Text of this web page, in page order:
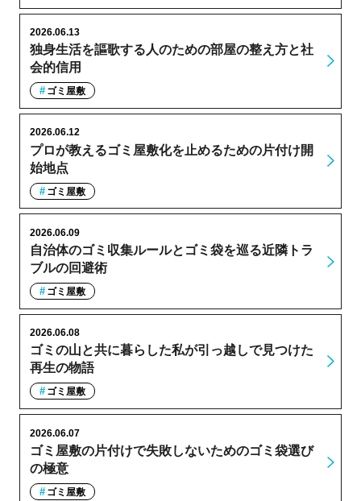
独身生活を謳歌する人のための部屋の整え方と社
会的信用
2026.06.13
ゴミ屋敷
プロが教えるゴミ屋敷化を止めるための片付け開
始地点
2026.06.12
ゴミ屋敷
自治体のゴミ収集ルールとゴミ袋を巡る近隣トラ
ブルの回避術
2026.06.09
ゴミ屋敷
ゴミの山と共に暮らした私が引っ越しで見つけた
再生の物語
2026.06.08
ゴミ屋敷
ゴミ屋敷の片付けで失敗しないためのゴミ袋選び
の極意
2026.06.07
ゴミ屋敷